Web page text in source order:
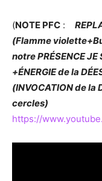
(NOTE PFC :
(Flamme
notre PRÉSENCE JE
+ÉNERGIE de la
(INVOCATION de la
cercles)
https://